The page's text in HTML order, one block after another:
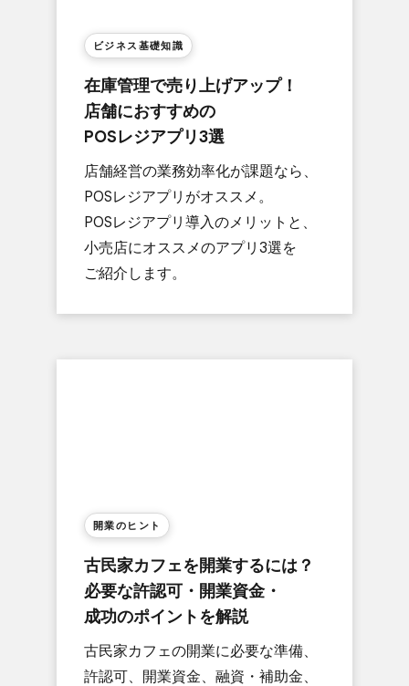
ビジネス基礎知識
在庫管理で​売り上げアップ！​
店舗に​おすすめの​
POSレジアプリ3選
店舗経営の​業務効率化が​課題なら、​
POSレジアプリが​オススメ。​
POSレジアプリ導入の​メリットと、​
小売店に​オススメの​アプリ3選を​
ご紹介します。
開業の​ヒント
古民家カフェを​開業するには？​
必要な​許認可・開業資金・
成功の​ポイントを​解説
古民家カフェの​開業に​必要な​準備、​
許認可、​開業資金、​融資・補助金、​